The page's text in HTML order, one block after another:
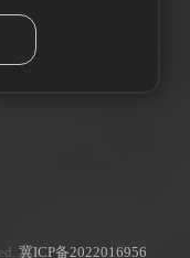
冀ICP备2022016956